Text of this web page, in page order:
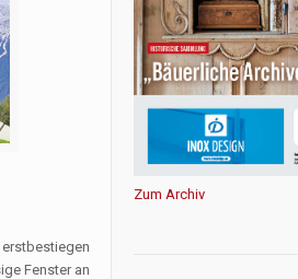
Fenster an
Zum Archiv